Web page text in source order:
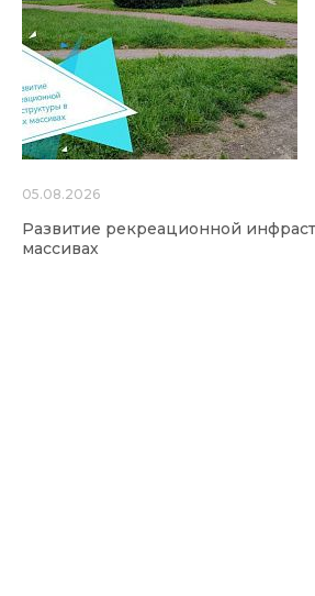
05.08.2026
Развитие рекреационной
массивах